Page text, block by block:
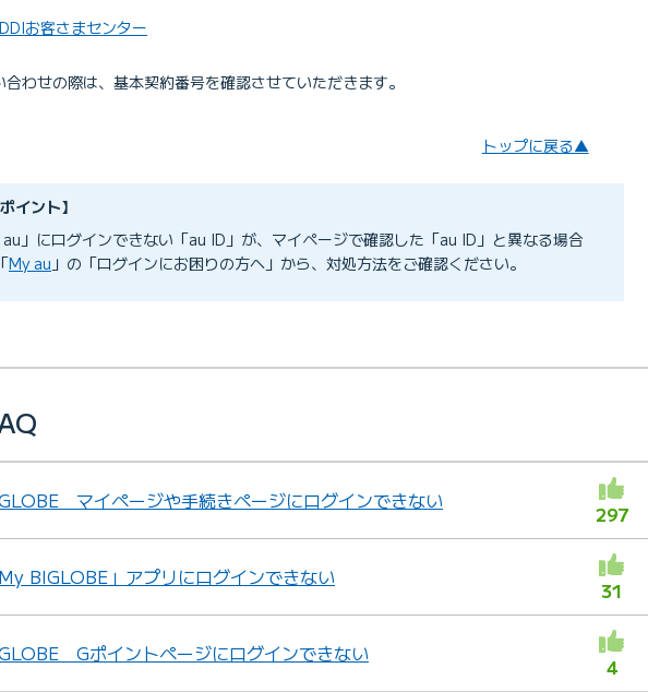
お客さまセンター
合わせの際は、基本契約番号を確認させていただきます。
トップに戻る▲
イント】
au」にログインできない「au ID」が、マイページで確認した「au ID」と異なる場合
My au 」の「ログインにお困りの方へ」から、対処方法をご確認ください。
マイページや手続きページにログインできない
297
My BIGLOBE」アプリにログインできない
31
Gポイントページにログインできない
4